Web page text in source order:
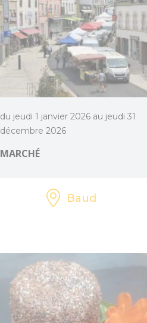
du jeudi 1 janvier 2026 au jeudi 31
décembre 2026
MARCHÉ
Baud